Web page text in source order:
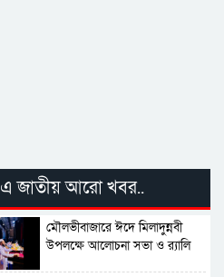
এ জাতীয় আরো খবর..
মৌলভীবাজারে ঈদে মিলাদুন্নবী
উপলক্ষে আলোচনা সভা ও র‍্যালি